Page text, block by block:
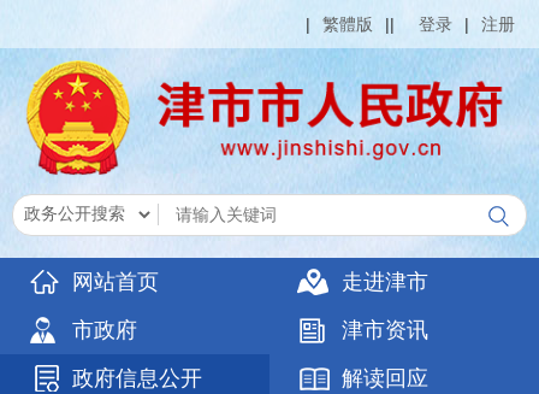
| 繁體版 || 登录 | 注册
网站首页
走进津市
市政府
津市资讯
政府信息公开
解读回应